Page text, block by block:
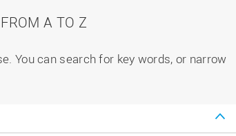
A TO Z
You can search for key words, or narrow